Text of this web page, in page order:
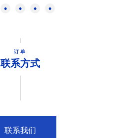
订单
联系方式
联系我们